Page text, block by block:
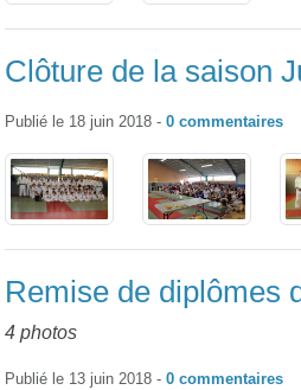
Clôture de la saison
Publié le 18 juin 2018 - 0 commentaires
Remise de diplômes
4 photos
Publié le 13 juin 2018 - 0 commentaires